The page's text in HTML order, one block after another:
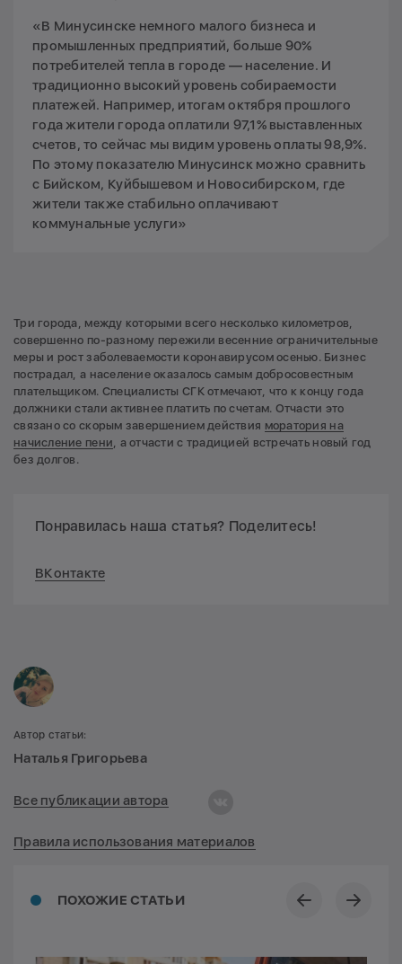
«В Минусинске немного малого бизнеса и
промышленных предприятий, больше 90%
потребителей тепла в городе — население. И
традиционно высокий уровень собираемости
платежей. Например, итогам октября прошлого
года жители города оплатили 97,1% выставленных
счетов, то сейчас мы видим уровень оплаты 98,9%.
По этому показателю Минусинск можно сравнить
с Бийском, Куйбышевом и Новосибирском, где
жители также стабильно оплачивают
коммунальные услуги»
Три города, между которыми всего несколько километров,
совершенно по-разному пережили весенние ограничительные
меры и рост заболеваемости коронавирусом осенью. Бизнес
пострадал, а население оказалось самым добросовестным
плательщиком. Специалисты СГК отмечают, что к концу года
должники стали активнее платить по счетам. Отчасти это
связано со скорым завершением действия моратория на
начисление пени , а отчасти с традицией встречать новый год
без долгов.
Понравилась наша статья? Поделитесь!
ВКонтакте
ПОХОЖИЕ СТАТЬИ
Автор статьи:
Наталья Григорьева
Все публикации автора
Правила использования материалов